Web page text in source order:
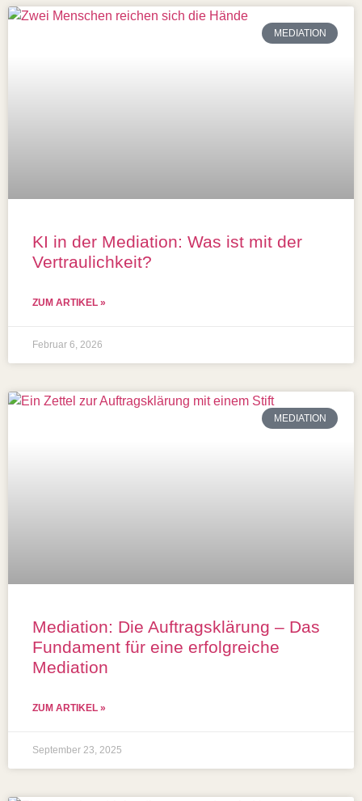
MEDIATION
KI in der Mediation: Was ist mit der
Vertraulichkeit?
ZUM ARTIKEL »
Februar 6, 2026
MEDIATION
Mediation: Die Auftragsklärung – Das
Fundament für eine erfolgreiche
Mediation
ZUM ARTIKEL »
September 23, 2025